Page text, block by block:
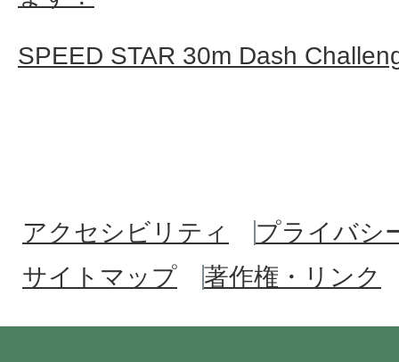
SPEED STAR 30m Dash
アクセシビリティ
プライバシ
サイトマップ
著作権・リンク